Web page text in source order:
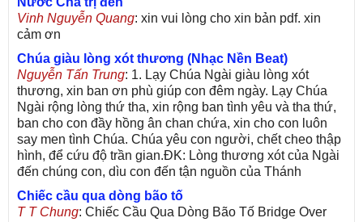
Vinh Nguyễn Quang: xin vui lòng cho xin bản pdf. xin
cảm ơn
Chúa giàu lòng xót thương (Nhạc Nền Beat)
Nguyễn Tấn Trung: 1. Lạy Chúa Ngài giàu lòng xót
thương, xin ban ơn phù giúp con đêm ngày. Lạy Chúa
Ngài rộng lòng thứ tha, xin rộng ban tình yêu và tha thứ,
ban cho con đầy hồng ân chan chứa, xin cho con luôn
say men tình Chúa. Chúa yêu con người, chết cheo thập
hình, để cứu độ trần gian.ĐK: Lòng thương xót của Ngài
đến chúng con, dìu con đến tận nguồn của Thánh
Chiếc cầu qua dòng bão tố
T T Chung: Chiếc Cầu Qua Dòng Bão Tố Bridge Over